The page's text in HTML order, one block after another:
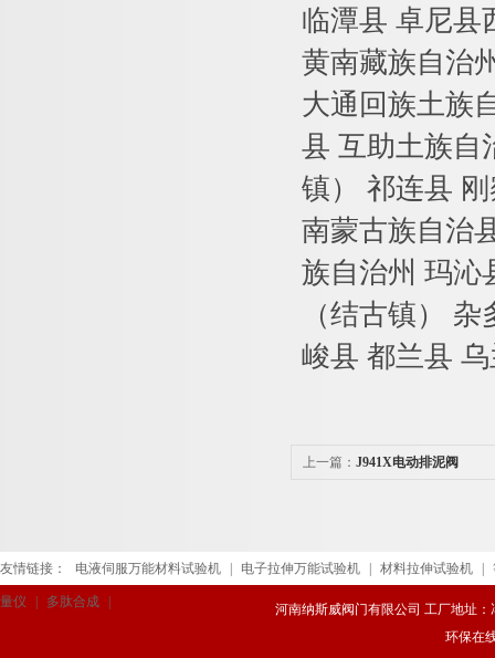
临潭县 卓尼县
黄南藏族自治
大通回族土族
县 互助土族自
镇）
祁连县
南蒙古族自治
族自治州 玛沁
（结古镇）
杂
峻县 都兰县
上一篇： J941X电动排泥阀
友情链接： 电液伺服万能材料试验机 电子拉伸万能试验机 材料拉伸试验机
量仪 多肽合成
河南纳斯威阀门有限公司 工厂地址：
环保在